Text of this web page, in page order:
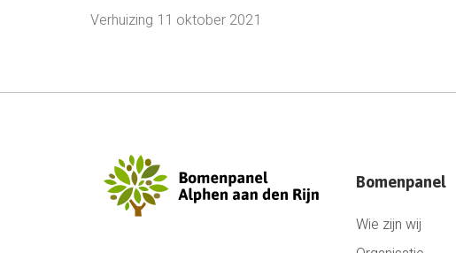
Verhuizing 11 oktober 2021
Bomenpanel
Wie zijn wij